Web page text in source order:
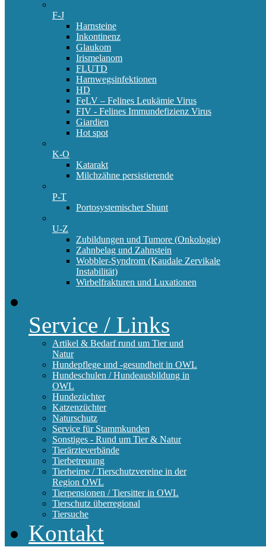
F-J
Harnsteine
Inkontinenz
Glaukom
Irismelanom
FLUTD
Harnwegsinfektionen
HD
FeLV – Felines Leukämie Virus
FIV - Felines Immundefizienz Virus
Giardien
Hot spot
K-O
Katarakt
Milchzähne persistierende
P-T
Portosystemischer Shunt
U-Z
Zubildungen und Tumore (Onkologie)
Zahnbelag und Zahnstein
Wobbler-Syndrom (Kaudale Zervikale
Instabilität)
Wirbelfrakturen und Luxationen
Service / Links
Artikel & Bedarf rund um Tier und
Natur
Hundepflege und -gesundheit in OWL
Hundeschulen / Hundeausbildung in
OWL
Hundezüchter
Katzenzüchter
Naturschutz
Service für Stammkunden
Sonstiges - Rund um Tier & Natur
Tierärzteverbände
Tierbetreuung
Tierheime / Tierschutzvereine in der
Region OWL
Tierpensionen / Tiersitter in OWL
Tierschutz überregional
Tiersuche
Kontakt